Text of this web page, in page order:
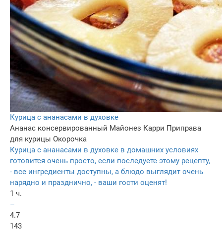
Курица с ананасами в духовке
Ананас консервированный Майонез Карри Приправа
для курицы Окорочка
Курица с ананасами в духовке в домашних условиях
готовится очень просто, если последуете этому рецепту,
- все ингредиенты доступны, а блюдо выглядит очень
нарядно и празднично, - ваши гости оценят!
1 ч.
–
4.7
143